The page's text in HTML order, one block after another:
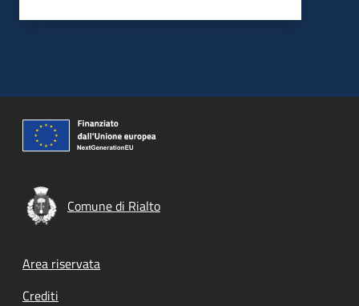
Comune di Rialto
Footer menu
Area riservata
Crediti